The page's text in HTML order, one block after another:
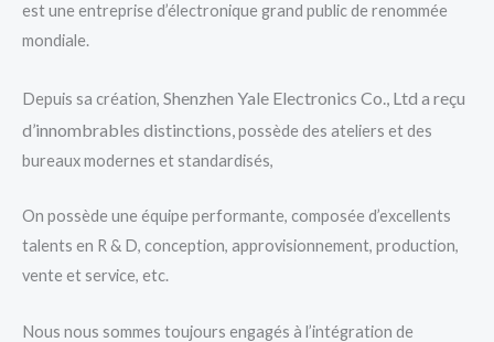
est une entreprise d’électronique grand public de renommée
mondiale.
Depuis sa création, Shenzhen Yale Electronics Co., Ltd a reçu
d’innombrables distinctions,possède des ateliers et des
bureaux modernes et standardisés,
On possède une équipe performante, composée d’excellents
talents en R & D, conception, approvisionnement, production,
vente et service, etc.
Nous nous sommes toujours engagés à l’intégration de